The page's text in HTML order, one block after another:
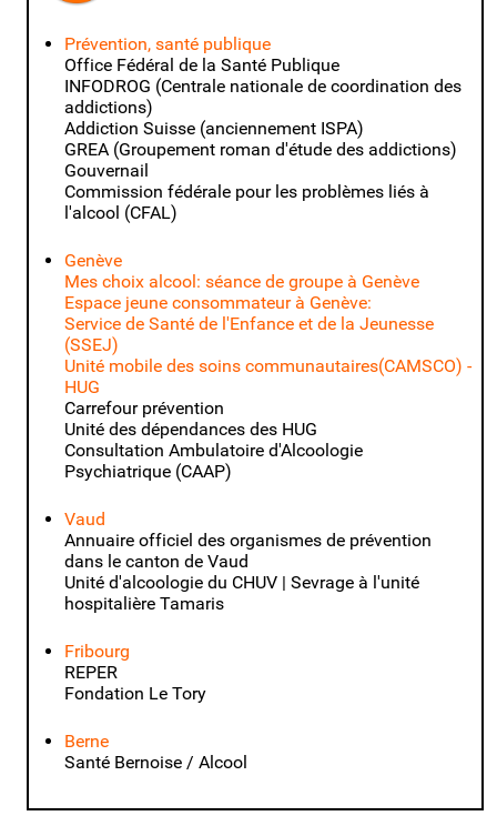
Prévention, santé publique
Office Fédéral de la Santé Publique
INFODROG (Centrale nationale de coordination des
addictions)
Addiction Suisse (anciennement ISPA)
GREA (Groupement roman d'étude des addictions)
Gouvernail
Commission fédérale pour les problèmes liés à
l'alcool (CFAL)
Genève
Mes choix alcool: séance de groupe à Genève
Espace jeune consommateur à Genève:
Service de Santé de l'Enfance et de la Jeunesse
(SSEJ)
Unité mobile des soins communautaires(CAMSCO) -
HUG
Carrefour prévention
Unité des dépendances des HUG
Consultation Ambulatoire d'Alcoologie
Psychiatrique (CAAP)
Vaud
Annuaire officiel des organismes de prévention
dans le canton de Vaud
Unité d'alcoologie du CHUV | Sevrage à l'unité
hospitalière Tamaris
Fribourg
REPER
Fondation Le Tory
Berne
Santé Bernoise / Alcool